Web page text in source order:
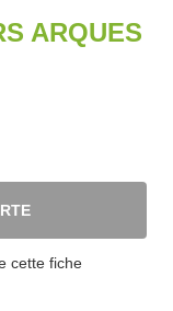
ARQUES
cette fiche